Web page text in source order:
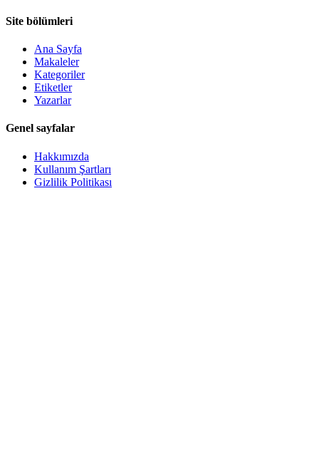
Site bölümleri
Ana Sayfa
Makaleler
Kategoriler
Etiketler
Yazarlar
Genel sayfalar
Hakkımızda
Kullanım Şartları
Gizlilik Politikası